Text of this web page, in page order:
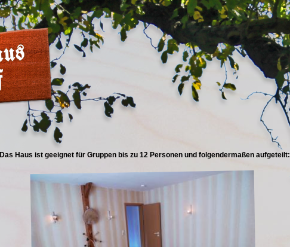
Das Haus ist geeignet für Gruppen bis zu 12 Personen und folgendermaßen aufgeteilt: